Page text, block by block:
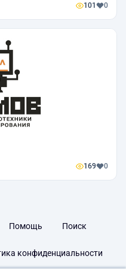
101 0
169 0
Помощь Поиск
конфиденциальности